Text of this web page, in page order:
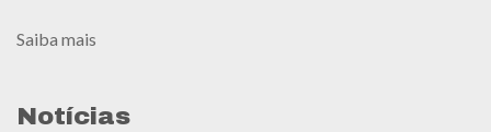
Saiba mais
Notícias